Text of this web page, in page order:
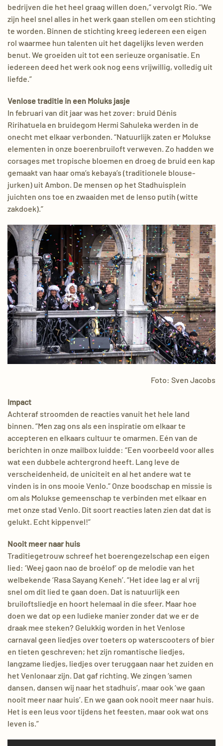
bedrijven die het heel graag willen doen,” vervolgt Rio. “We
zijn heel snel alles in het werk gaan stellen om een stichting
te worden. Binnen de stichting kreeg iedereen een eigen
rol waarmee hun talenten uit het dagelijks leven werden
benut. We groeiden uit tot een serieuze organisatie. En
iedereen deed het werk ook nog eens vrijwillig, volledig uit
liefde.”
Venlose traditie in een Moluks jasje
In februari van dit jaar was het zover: bruid Dénis
Ririhatuela en bruidegom Hermi Sahuleka werden in de
onecht met elkaar verbonden. “Natuurlijk zaten er Molukse
elementen in onze boerenbruiloft verweven. Zo hadden we
corsages met tropische bloemen en droeg de bruid een kap
gemaakt van haar oma’s kebaya’s (traditionele blouse-
jurken) uit Ambon. De mensen op het Stadhuisplein
juichten ons toe en zwaaiden met de lenso putih (witte
zakdoek).”
Foto: Sven Jacobs
Impact
Achteraf stroomden de reacties vanuit het hele land
binnen. “Men zag ons als een inspiratie om elkaar te
accepteren en elkaars cultuur te omarmen. Eén van de
berichten in onze mailbox luidde: “Een voorbeeld voor alles
wat een dubbele achtergrond heeft. Lang leve de
verscheidenheid, de uniciteit en al het andere wat te
vinden is in ons mooie Venlo.” Onze boodschap en missie is
om als Molukse gemeenschap te verbinden met elkaar en
met onze stad Venlo. Dit soort reacties laten zien dat dat is
gelukt. Echt kippenvel!”
Nooit meer naar huis
Traditiegetrouw schreef het boerengezelschap een eigen
lied: ‘Weej gaon nao de broélof’ op de melodie van het
welbekende ‘Rasa Sayang Keneh’. “Het idee lag er al vrij
snel om dit lied te gaan doen. Dat is natuurlijk een
bruiloftsliedje en hoort helemaal in die sfeer. Maar hoe
doen we dat op een ludieke manier zonder dat we er de
draak mee steken? Gelukkig worden in het Venlose
carnaval geen liedjes over toeters op waterscooters of bier
en tieten geschreven; het zijn romantische liedjes,
langzame liedjes, liedjes over teruggaan naar het zuiden en
het Venlonaar zijn. Dat gaf richting. We zingen ‘samen
dansen, dansen wij naar het stadhuis’, maar ook ‘we gaan
nooit meer naar huis’. En we gaan ook nooit meer naar huis.
Het is een leus voor tijdens het feesten, maar ook wat ons
leven is.”